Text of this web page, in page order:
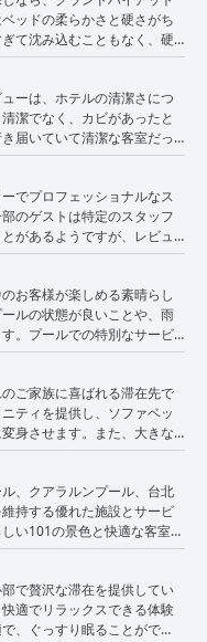
指摘されています。バスタ
問題を指摘する人もいれ
人もいました。全体とし
おり、期待していた5つ星ホ
れば、快適で広々とした宿
ッドの柔らかさと硬さがち
て沈み込むこともなく、硬
。多くの宿泊客が、すっき
ぐっすり眠れたと言ってい
されており、まるで雲の上
ドが小さかったり、ベッド
という宿泊客もいますが、
ーは、ホテルの清潔さにつ
潔でなく、カビがあったと
届いていて清潔な客室だっ
イドサービスが必ずしもタ
したが、問題なかったよう
は清掃がないことにがっか
し、清潔で快適な寝具や、
ありました。タオルの血痕
小さな清掃の問題点を指摘
て巧妙に設計された客室に
もありました。到着時に床
ましたが、ほとんどの宿泊
衛生的であることに同意し
でプロフェッショナルなス
のゲストは特定のスタッフ
があるようですが、レビュ
、優しさ、細部への配慮を
に落とし物を取り戻すのを
スを提供してくれたりと、
述べています。コンシェル
役に立ったという声が多く
の両方に堪能なバイリンガ
話すゲストも快適に過ごす
ハイアット台北のスタッフ
せるよう、あらゆる努力を
お客様が楽しめる素晴らし
ルの状態が良いことや、雨
。プールでの特別なサービ
スパ施設は高く評価されて
えるプールとサウナの美し
テルのプールエリアは、台
う。
ご家族に喜ばれる滞在先で
ティを提供し、ソファベッ
身させます。また、大きな
ルームも利用可能です。た
症状を経験しました。子供
さにきっと興奮するでしょ
、子供用設備や幼児向けの
の欠点は、朝食ビュッフェ
れはお子様連れのご家族には
多くの家族がこのホテルを
、グランドハイアット台北
ります。
、クアラルンプール、台北
持する優れた施設とサービ
い101の景色と快適な客室で
一部には客室の設備改善の
典型的な5つ星ホテルの朝食
あります。しかし、外出せ
食と滞在は、他の人からは
ます。ビデ付き便座がな
で贅沢な滞在を提供してい
適でリラックスできる体験
、ぐっすり眠ることがで